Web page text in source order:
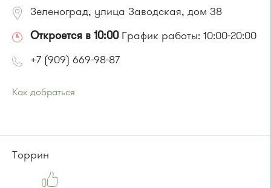
903, 128, 431м, 900
Зеленоград, улица Заводская, дом 38
Откроется в 10:00График работы: 10:00-20:00
+7 (909) 669-98-87
Как добраться
или до остановки"Корпус 814":
Автобус № 21
Торрин